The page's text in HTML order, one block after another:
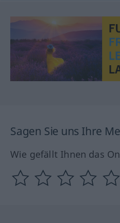
Sagen Sie uns Ihre
Wie gefällt Ihnen das